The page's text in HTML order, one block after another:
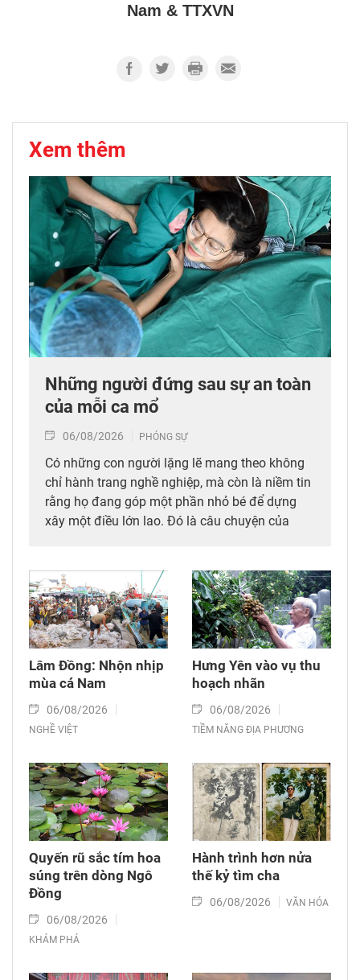
Nam & TTXVN
Xem thêm
Những người đứng sau sự an toàn
của mỗi ca mổ
06/08/2026 PHÓNG SỰ
Có những con người lặng lẽ mang theo không
chỉ hành trang nghề nghiệp, mà còn là niềm tin
rằng họ đang góp một phần nhỏ bé để dựng
xây một điều lớn lao. Đó là câu chuyện của
Lâm Đồng: Nhộn nhịp
mùa cá Nam
06/08/2026
NGHỀ VIỆT
Hưng Yên vào vụ thu
hoạch nhãn
06/08/2026
TIỀM NĂNG ĐỊA PHƯƠNG
Quyến rũ sắc tím hoa
súng trên dòng Ngô
Đồng
06/08/2026
KHÁM PHÁ
Hành trình hơn nửa
thế kỷ tìm cha
06/08/2026 VĂN HÓA